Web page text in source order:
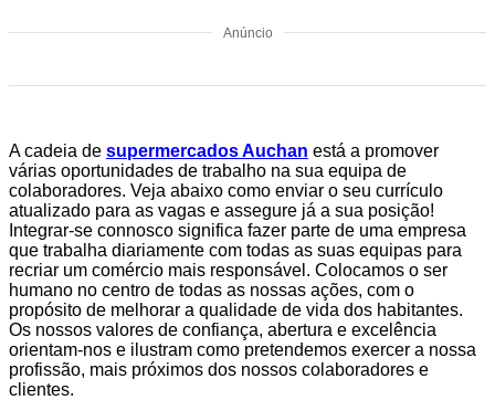
Anúncio
A cadeia de supermercados Auchan está a promover
várias oportunidades de trabalho na sua equipa de
colaboradores. Veja abaixo como enviar o seu currículo
atualizado para as vagas e assegure já a sua posição!
Integrar-se connosco significa fazer parte de uma empresa
que trabalha diariamente com todas as suas equipas para
recriar um comércio mais responsável. Colocamos o ser
humano no centro de todas as nossas ações, com o
propósito de melhorar a qualidade de vida dos habitantes.
Os nossos valores de confiança, abertura e excelência
orientam-nos e ilustram como pretendemos exercer a nossa
profissão, mais próximos dos nossos colaboradores e
clientes.